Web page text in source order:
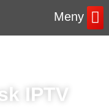
Meny
IPTV